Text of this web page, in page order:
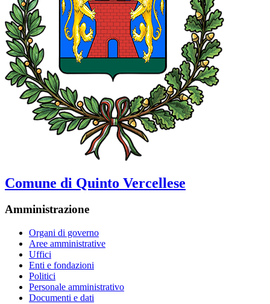
Comune di Quinto Vercellese
Amministrazione
Organi di governo
Aree amministrative
Uffici
Enti e fondazioni
Politici
Personale amministrativo
Documenti e dati